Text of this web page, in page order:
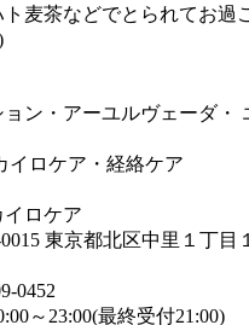
麦茶などでとられてお過
ョン・アーユルヴェーダ・
イロケア・経絡ケア
イロケア
東京都北区中里１丁目
0452
～23:00(最終受付21:00)